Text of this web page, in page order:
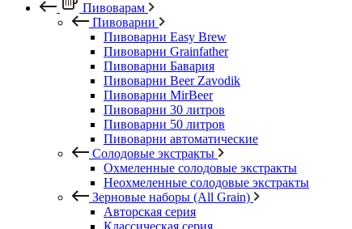
Пивоварам
Пивоварни
Пивоварни Easy Brew
Пивоварни Grainfather
Пивоварни Бавария
Пивоварни Beer Zavodik
Пивоварни MirBeer
Пивоварни 30 литров
Пивоварни 50 литров
Пивоварни автоматические
Солодовые экстракты
Охмеленные солодовые экстракты
Неохмеленные солодовые экстракты
Зерновые наборы (All Grain)
Авторская серия
Классическая серия